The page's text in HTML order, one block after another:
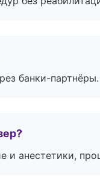
банки-партнёры.
и анестетики,